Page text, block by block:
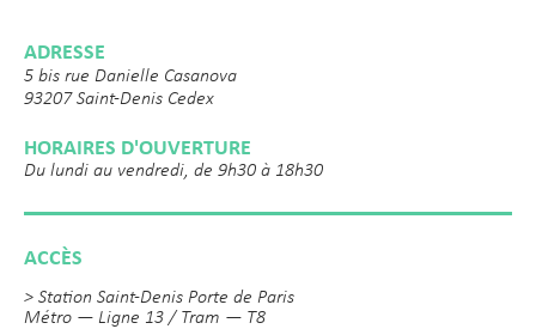
ADRESSE
5 bis rue Danielle Casanova
93207 Saint-Denis Cedex
HORAIRES D'OUVERTURE
Du lundi au vendredi, de 9h30 à 18h30
ACCÈS
> Station Saint-Denis Porte de Paris
Métro — Ligne 13 / Tram — T8